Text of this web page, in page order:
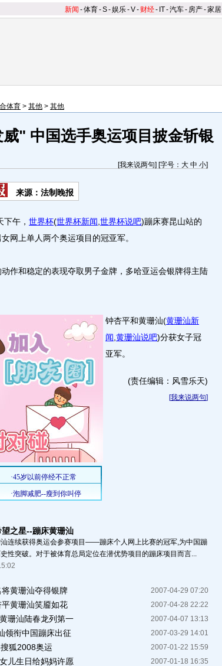
新闻 -体育-S-娱乐-V- 财经- IT-汽车- 房产-家居
体育 > 其他 > 其他
" 中国选手奥运项目披金斩银
[我来说两句] [字号： 大 中 小]
来源：法制晚报
午， 世界杯(世界杯新闻 世界杯说吧)蹦床赛昆山站的
网上单人两个奥运项目的冠亚军。
和稳定的表现夺取男子金牌，多哈亚运会银牌得主陆
钟杏平和黄珊汕(黄珊汕新
闻 黄珊汕说吧)分获女子冠
亚军。
(责任编辑：风雪乐天)
[我来说两句]
之星--蹦床黄珊汕
连续获得奥运会参赛项目——蹦床个人网上比赛的冠军,为中国蹦
性突破。对于被体育总局定位在潜优势项目的蹦床项目而言...
2007-04-29 07:20
黄珊汕夺得银牌
2007-04-28 22:22
黄珊汕笑靥如花
2007-04-07 13:13
珊汕陆春龙列第一
2007-03-29 14:01
领衔中国蹦床出征
2007-01-22 15:59
狐2008奥运
2007-01-18 16:35
儿生日给妈妈许愿